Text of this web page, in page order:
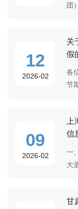
团
计
12
2026-02
关
假
各
节
请
09
2026-02
信
一
大
围
甘